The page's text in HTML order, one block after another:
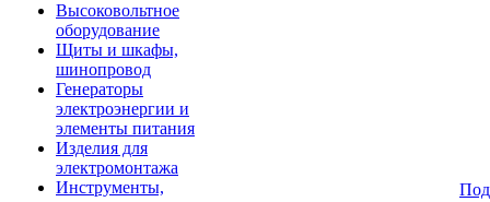
Высоковольтное
оборудование
Щиты и шкафы,
шинопровод
Генераторы
электроэнергии и
элементы питания
Изделия для
электромонтажа
Инструменты,